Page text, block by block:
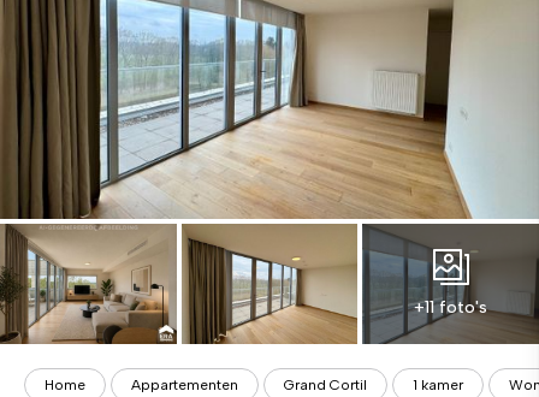
+11 foto's
Home Appartementen Grand Cortil 1 kamer